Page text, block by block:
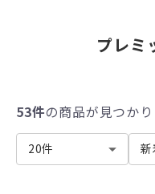
プレミ
53件の商品が見つか